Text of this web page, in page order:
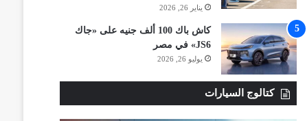
يناير 26, 2026
كاش باك 100 ألف جنيه على «جاك
JS6» في مصر
يوليو 26, 2026
كتالوج السيارات